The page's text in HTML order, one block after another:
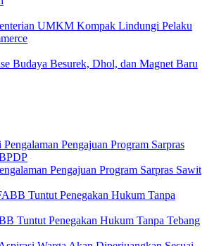
UMKM Kompak Lindungi Pelaku
Budaya Besurek, Dhol, dan Magnet Baru
Pengajuan Program Sarpras Sawit
Tuntut Penegakan Hukum Tanpa Tebang